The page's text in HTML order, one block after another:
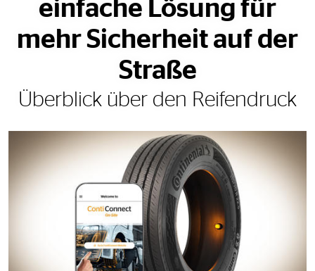
einfache Lösung für
mehr Sicherheit auf der
Straße
Überblick über den Reifendruck